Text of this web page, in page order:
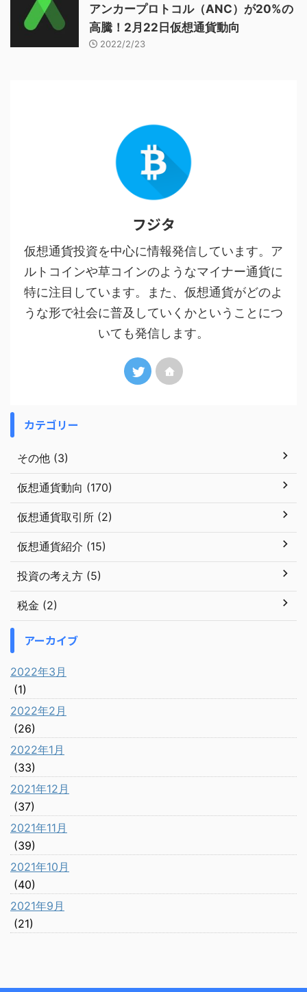
アンカープロトコル（ANC）が20%の
高騰！2月22日仮想通貨動向
2022/2/23
フジタ
仮想通貨投資を中心に情報発信しています。ア
ルトコインや草コインのようなマイナー通貨に
特に注目しています。また、仮想通貨がどのよ
うな形で社会に普及していくかということにつ
いても発信します。
カテゴリー
その他 (3)
仮想通貨動向 (170)
仮想通貨取引所 (2)
仮想通貨紹介 (15)
投資の考え方 (5)
税金 (2)
アーカイブ
2022年3月
(1)
2022年2月
(26)
2022年1月
(33)
2021年12月
(37)
2021年11月
(39)
2021年10月
(40)
2021年9月
(21)